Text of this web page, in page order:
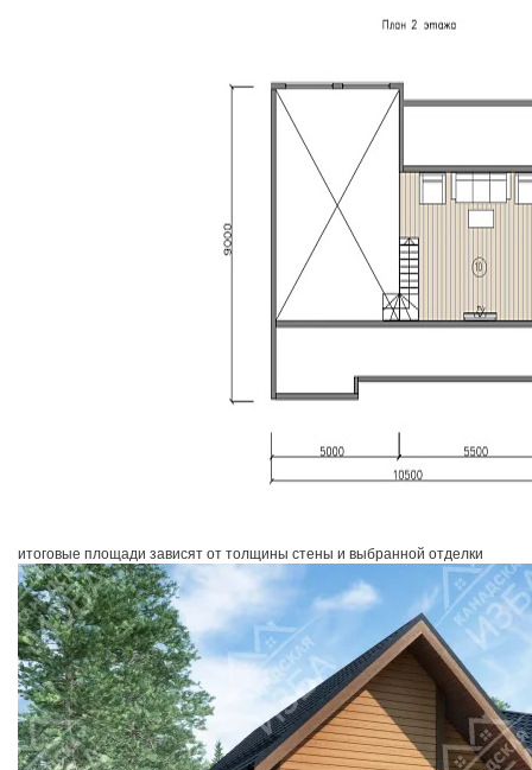
итоговые площади зависят от толщины стены и выбранной отделки